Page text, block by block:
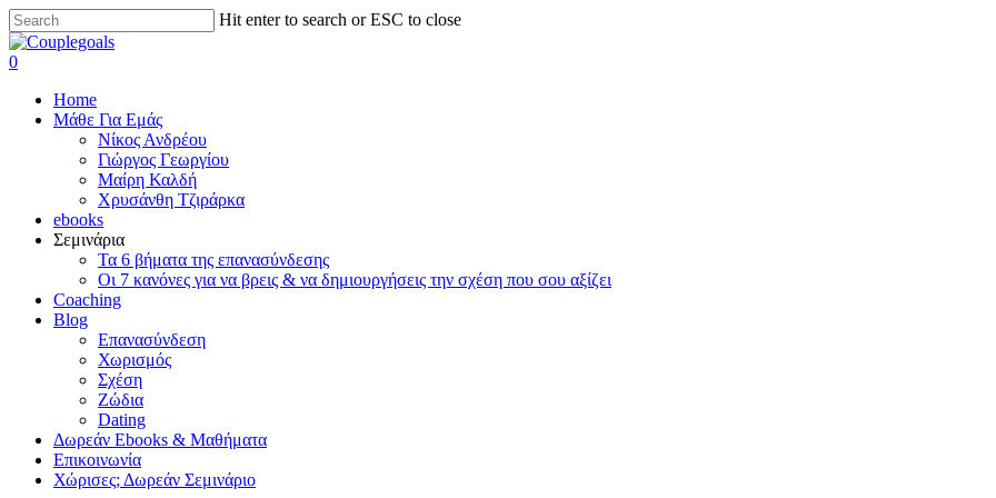
Skip
to
main
Hit enter to search or ESC to close
Close
Search
search
0
Home
Μάθε Για Εμάς
Νίκος Ανδρέου
Γιώργος Γεωργίου
Μαίρη Καλδή
Χρυσάνθη Τζιράρκα
ebooks
Σεμινάρια
Τα 6 βήματα της επανασύνδεσης
Οι 7 κανόνες για να βρεις & να δημιουργήσεις την σχέση που σου αξίζει
Coaching
Blog
Επανασύνδεση
Χωρισμός
Σχέση
Ζώδια
Dating
Δωρεάν Ebooks & Μαθήματα
Επικοινωνία
Χώρισες; Δωρεάν Σεμινάριο